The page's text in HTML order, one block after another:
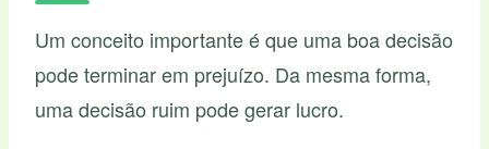
Um conceito importante é que uma boa decisão
pode terminar em prejuízo. Da mesma forma,
uma decisão ruim pode gerar lucro.